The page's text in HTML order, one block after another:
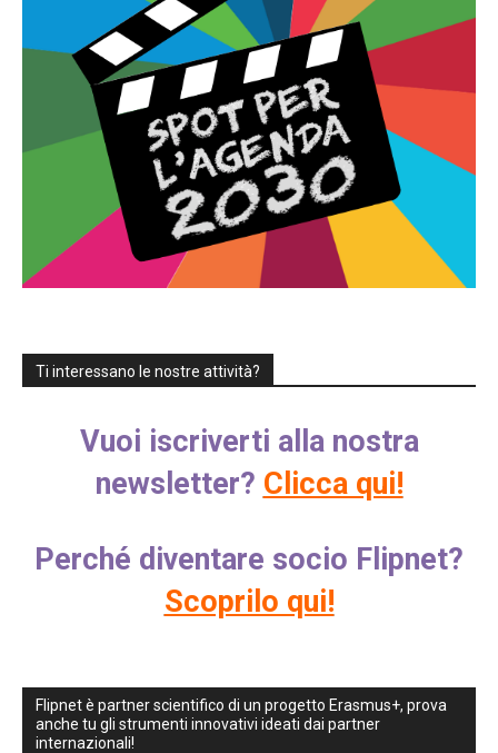
Ti interessano le nostre attività?
Vuoi iscriverti alla nostra
newsletter? Clicca qui!
Perché diventare socio Flipnet?
Scoprilo qui!
Flipnet è partner scientifico di un progetto Erasmus+, prova
anche tu gli strumenti innovativi ideati dai partner
internazionali!